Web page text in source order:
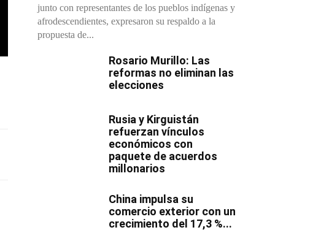
junto con representantes de los pueblos indígenas y
afrodescendientes, expresaron su respaldo a la
propuesta de...
Rosario Murillo: Las
reformas no eliminan las
elecciones
Rusia y Kirguistán
refuerzan vínculos
económicos con
paquete de acuerdos
millonarios
China impulsa su
comercio exterior con un
crecimiento del 17,3 %...